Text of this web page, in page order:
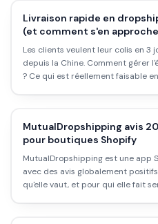
Livraison rapide en
(et comment s'en
Les clients veulent leur colis en 3
depuis la Chine. Comment gérer
? Ce qui est réellement faisable
MutualDropshipping avis
pour boutiques Shopify
MutualDropshipping est une app
avec des avis globalement
qu'elle vaut, et pour qui elle fait